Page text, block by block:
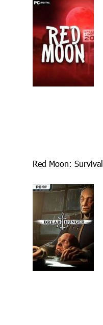
Red Moon: Survival